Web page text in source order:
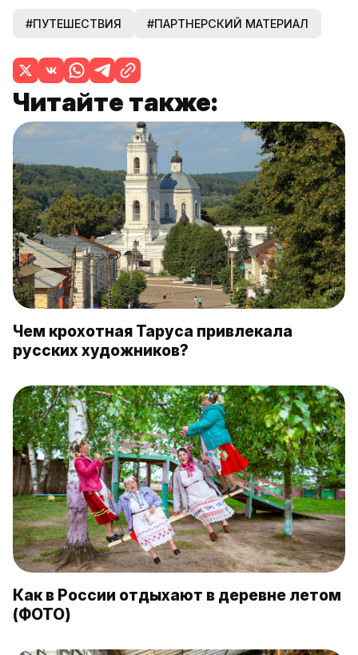
#ПУТЕШЕСТВИЯ #ПАРТНЕРСКИЙ МАТЕРИАЛ
Читайте также:
Чем крохотная Таруса привлекала
русских художников?
Как в России отдыхают в деревне летом
(ФОТО)